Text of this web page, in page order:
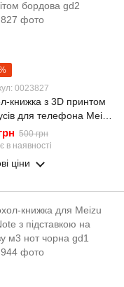
0023827
книжка з 3D принтом
для телефона Meizu
з екошкіри із
та магнітом
gd2
500 грн
в наявності
ціни